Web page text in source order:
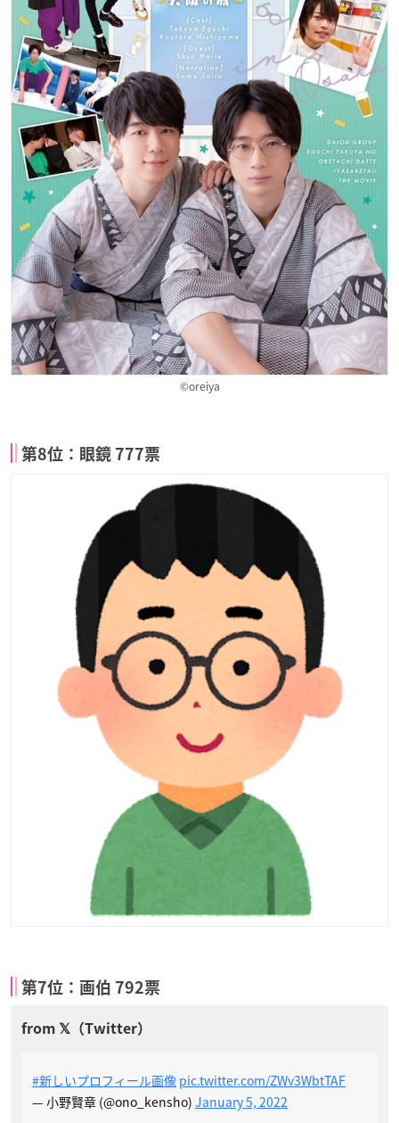
©oreiya
第8位：眼鏡 777票
第7位：画伯 792票
#新しいプロフィール画像 pic.twitter.com/ZWv3WbtTAF
— 小野賢章 (@ono_kensho) January 5, 2022